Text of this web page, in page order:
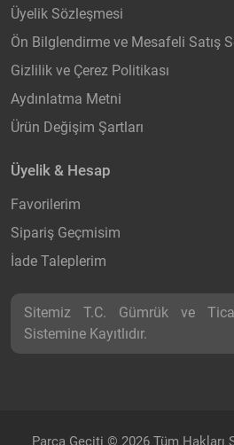
Üyelik Sözleşmesi
Ön Bilglendirme ve Mesafeli Satış
Gizlilik ve Çerez Politikası
Aydınlatma Metni
Ürün Değişim Şartları
Üyelik & Hesap
Favorilerim
Sipariş Geçmisim
İade Taleplerim
Sitemiz T.C. Gümrük ve
Sistemine Kayıtlıdır.
Parça Geçiti © 2026 Tüm Hakları